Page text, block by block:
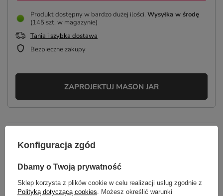
Produkt dostępny w bardzo dużej ilości Wysyłka w środę
(145 szt. w magazynie)
Tania i szybka dostawa
Bezpieczne zakupy
ZAPROJEKTUJ MASON JAR
GŁÓWNE PARAMETRY
Konfiguracja zgód
Dbamy o Twoją prywatność
Sklep korzysta z plików cookie w celu realizacji usług zgodnie z
Polityką dotyczącą cookies . Możesz określić warunki